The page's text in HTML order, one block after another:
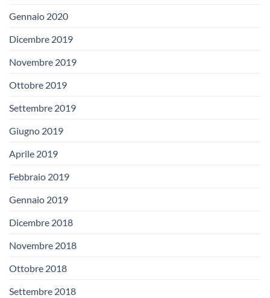
Gennaio 2020
Dicembre 2019
Novembre 2019
Ottobre 2019
Settembre 2019
Giugno 2019
Aprile 2019
Febbraio 2019
Gennaio 2019
Dicembre 2018
Novembre 2018
Ottobre 2018
Settembre 2018